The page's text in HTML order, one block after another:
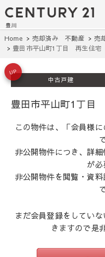
豊田市の中古
住宅・土地・
リノベ物件探
し｜センチュ
リー21豊川
建て・土地探しはセンチュリー21豊
川へ。豊田市内の最新物件情報を随
時更新中！駅近、建築条件無し、ペ
ット可、学区別など、お客様のこだ
わり条件に合わせて理想の物件を簡
Home 売却済み 不動産
売
豊田市平山町1丁目 再生住宅
中古戸建
豊田市平山町1丁目
UP
この物件は、「会員様
非公開物件につき、詳
が必
非公開物件を閲覧・資
まだ会員登録をしてい
きますので是